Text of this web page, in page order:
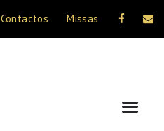
Contactos Missas